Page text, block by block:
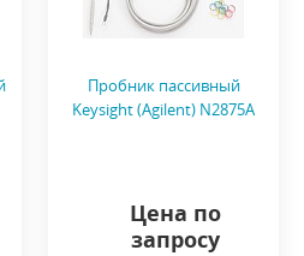
Пробник пассивный
Keysight (Agilent) N2875A
Цена по
запросу